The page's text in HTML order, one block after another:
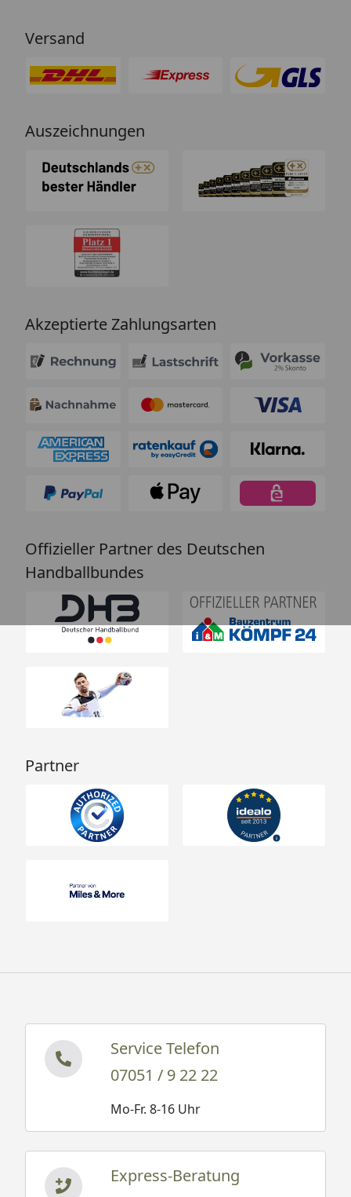
(auch dass ist leider immer öfter
Versand
Auszeichnungen
Akzeptierte Zahlungsarten
Offizieller Partner des Deutschen
Handballbundes
Partner
Service Telefon
07051 / 9 22 22
Mo-Fr. 8-16 Uhr
Express-Beratung